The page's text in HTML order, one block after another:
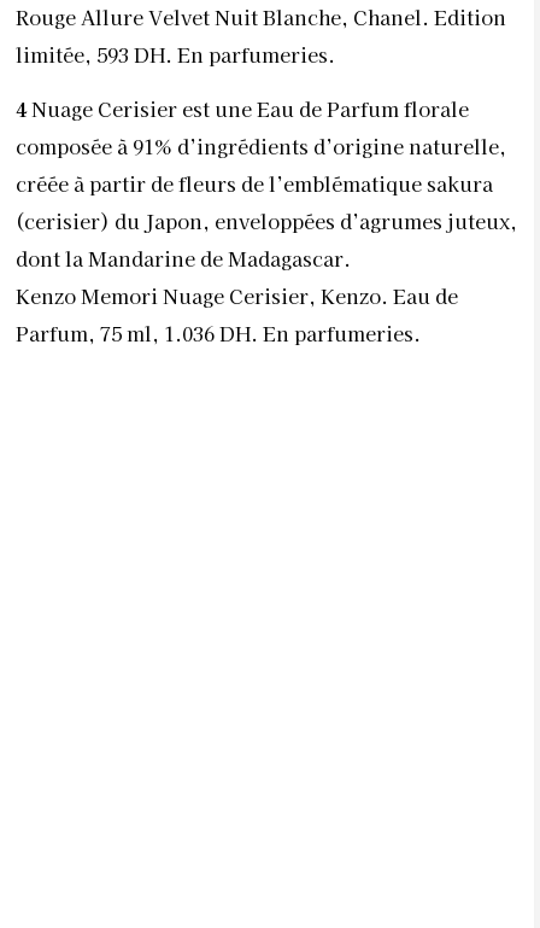
Rouge Allure Velvet Nuit Blanche, Chanel. Edition
limitée, 593 DH. En parfumeries.
4Nuage Cerisier est une Eau de Parfum florale
composée à 91% d’ingrédients d’origine naturelle,
créée à partir de fleurs de l’emblématique sakura
(cerisier) du Japon, enveloppées d’agrumes juteux,
dont la Mandarine de Madagascar.
Kenzo Memori Nuage Cerisier, Kenzo. Eau de
Parfum, 75 ml, 1.036 DH. En parfumeries.